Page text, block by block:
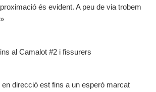
és evident. A peu de via trobem
al Camalot #2 i fissurers
direcció est fins a un esperó marcat